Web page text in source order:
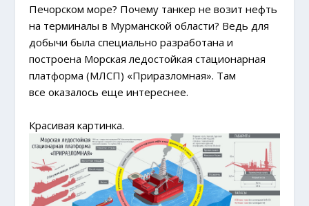
Печорском море? Почему танкер не возит нефть
на терминалы в Мурманской области? Ведь для
добычи была специально разработана и
построена Морская ледостойкая стационарная
платформа (МЛСП) «Приразломная». Там
все оказалось еще интереснее.
Красивая картинка.